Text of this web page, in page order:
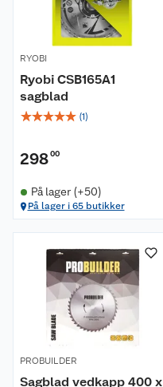
RYOBI
Ryobi CSB165A1
sagblad
☆☆☆☆☆ (1)
29800
På lager (+50)
På lager i 65 butikker
PROBUILDER
Sagblad vedkapp 400 x
Kundeservice
Butikker
Om oss
Nyheter
Våre merkevarer